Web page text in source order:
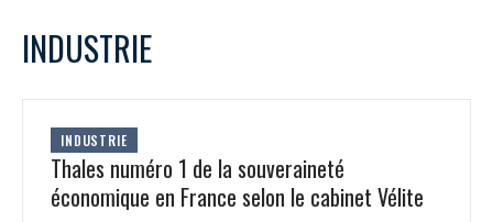
PRÉSENTATION
NOTRE VISION
ORGANISATION
L
1
2
10
11 14
18 20 21 22
INDUSTRIE
INDUSTRIE
Thales numéro 1 de la souveraineté
économique en France selon le cabinet Vélite
Rejoignez une filière d’excellence et développez